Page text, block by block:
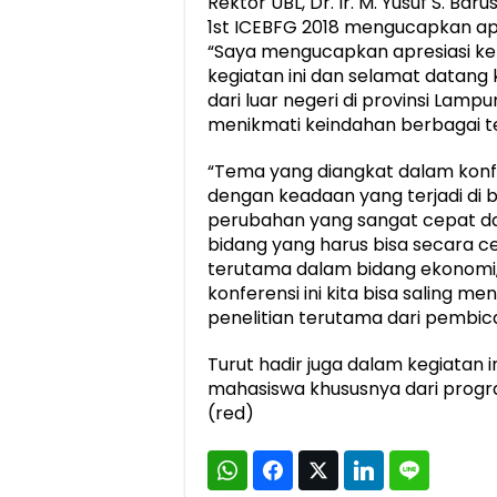
1st ICEBFG 2018 mengucapkan
“Saya mengucapkan apresiasi
kegiatan ini dan selamat
dari luar negeri di provinsi
menikmati keindahan berbagai
“Tema yang diangkat dalam
dengan keadaan yang terjadi di
perubahan yang sangat cepat
bidang yang harus bisa secara
terutama dalam bidang
konferensi ini kita bisa saling
penelitian terutama dari
Turut hadir juga dalam kegiatan
mahasiswa khususnya dari
(red)